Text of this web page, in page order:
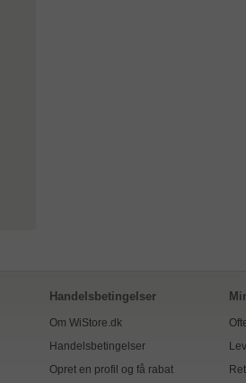
Handelsbetingelser
Om WiStore.dk
Handelsbetingelser
Opret en profil og få rabat